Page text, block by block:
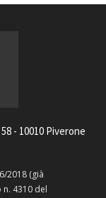
- 10010 Piverone
2018 (già
4310 del